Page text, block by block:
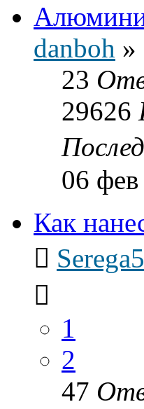
danboh »
23
29626
06
Как
1
2
47